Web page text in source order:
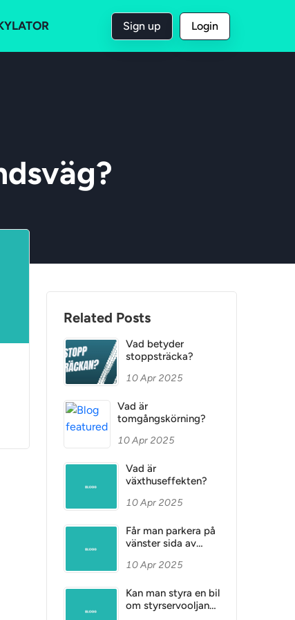
Sign up Login
Related Posts
Vad betyder
stoppsträcka?
10 Apr 2025
Vad är
tomgångskörning?
10 Apr 2025
Vad är
växthuseffekten?
10 Apr 2025
Får man parkera på
vänster sida av
10 Apr 2025
Kan man styra en bil
om styrservooljan